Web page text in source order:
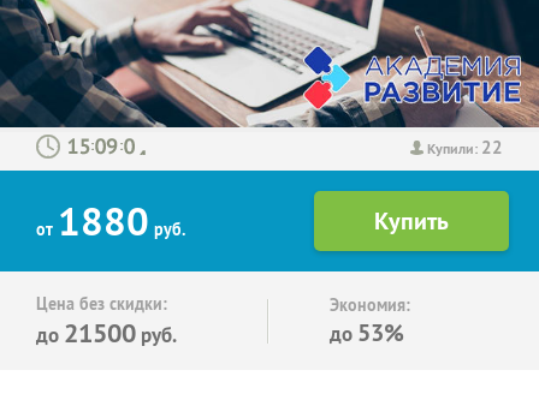
Купили: 22
: :
от 1880 руб.
Цена без скидки:
до 21500 руб.
Экономия:
до 53%